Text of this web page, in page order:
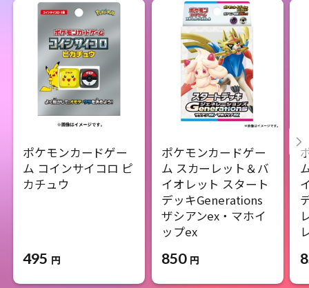
ポケモンカードゲー
ム コインサイコロ ピ
カチュウ
495 円
ポケモンカードゲー
ム スカーレット＆バ
イオレット スタート
デッキGenerations
ザシアンex・マホイ
ップex
850 円